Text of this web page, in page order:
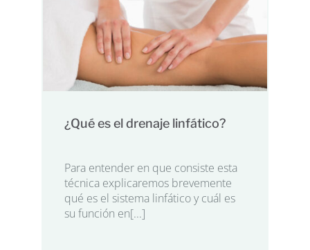
¿Qué es el drenaje linfático?
Para entender en que consiste esta
técnica explicaremos brevemente
qué es el sistema linfático y cuál es
su función en[...]